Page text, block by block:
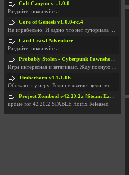
Colt Canyon v1.1.0.0
Раздайте, пожалуйста.
Core of Genesis v1.0.0-rc.4
Не играбельно. И ладно что нет туториала и ничего
Card Crawl Adventure
Раздайте, пожалуйста.
Probably Stolen - Cyberpunk Pawnshop Simulator v048c [Playtest]
Игра интересная и затягивает. Жду полную версию, т
Timberborn v1.1.1.0b
Обожаю эту игру. Если не хватает цели, можно чудо
Project Zomboid v42.20.2a [Steam Early Access]
update for 42.20.2 STABLE Hotfix Released